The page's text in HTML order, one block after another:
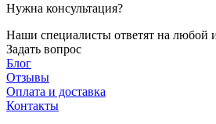
Нужна консультация?
Наши специалисты ответят на любой
Задать вопрос
Блог
Отзывы
Оплата и доставка
Контакты